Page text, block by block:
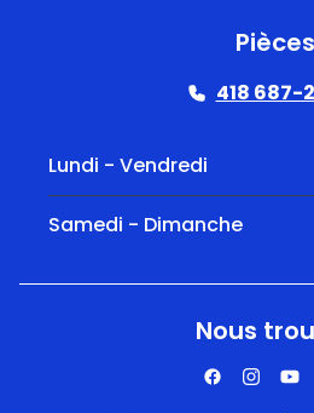
Pièces
418 687-
Lundi - Vendredi
Samedi - Dimanche
Nous